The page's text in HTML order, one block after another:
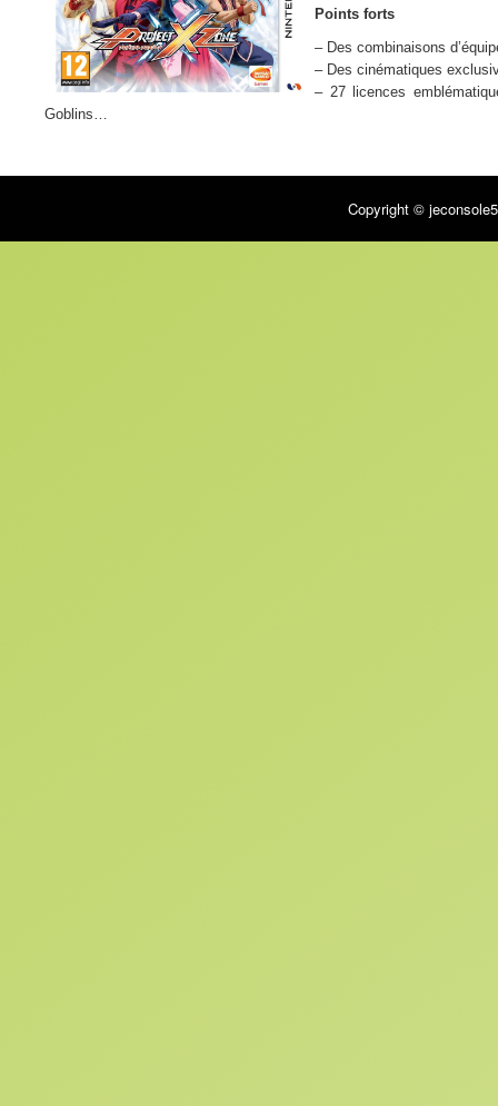
Points forts
– Des combinaisons
– Des cinématiques
– 27 licences
Goblins…
« Une patate visuelle de fou » –Gamekult
Copyright ©